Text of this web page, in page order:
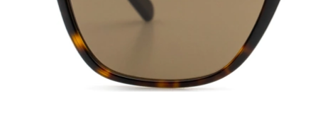
42 mm
Lencsemagasság
54 mm
Lencseszélesség